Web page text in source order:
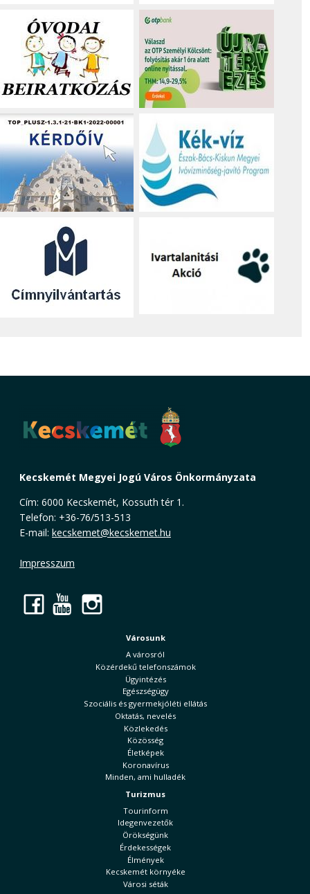
Kecskemét Megyei Jogú Város Önkormányzata
Cím: 6000 Kecskemét, Kossuth tér 1.
Telefon: +36-76/513-513
E-mail: kecskemet@kecskemet.hu
Impresszum
Facebook
YouTube
Városunk
A városról
Közérdekű telefonszámok
Ügyintézés
Egészségügy
Szociális és gyermekjóléti ellátás
Oktatás, nevelés
Közlekedés
Közösség
Életképek
Koronavírus
Minden, ami hulladék
Turizmus
Tourinform
Idegenvezetők
Örökségünk
Érdekességek
Élmények
Kecskemét környéke
Városi séták